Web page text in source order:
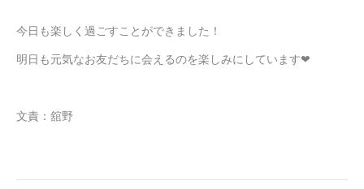
今日も楽しく過ごすことができました！
明日も元気なお友だちに会えるのを楽しみにしています❤
文責：舘野